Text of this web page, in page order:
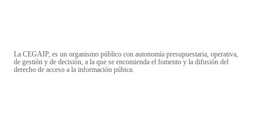
La CEGAIP, es un organismo público con autonomía presupuestaria, operativa,
de gestión y de decisión, a la que se encomienda el fomento y la difusión del
derecho de acceso a la información púbica.